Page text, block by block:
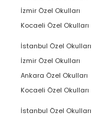
İzmir Özel Okulları
Kocaeli Özel Okulları
İstanbul Özel Okulları
İzmir Özel Okulları
Ankara Özel Okulları
Kocaeli Özel Okulları
İstanbul Özel Okulları